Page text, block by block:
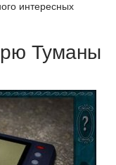
интересных
Туманы